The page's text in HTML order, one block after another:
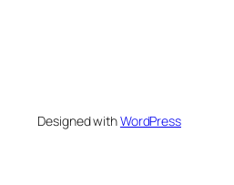
Designed withWordPress